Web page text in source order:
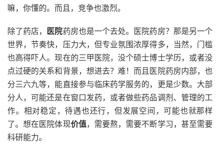
嘛，你懂的。而且，竞争也激烈。
除了药店， 医院药房也是一个去处。医院药房？那是另一个
世界，节奏快，压力大，但专业氛围浓厚得多，当然，门槛
也高得吓人。现在的三甲医院，没个硕士博士学历，或者没
点过硬的关系和背景，想进去？难！而且医院药房内部，也
分三六九等，能直接参与临床药学服务的，更是少数。大部
分人，可能还是在窗口发药，或者做些药品调剂、管理的工
作。相对稳定，待遇也还行，但发展空间，可能也就那样
了。想在医院体现价值，需要熬，需要不断学习，甚至需要
科研能力。